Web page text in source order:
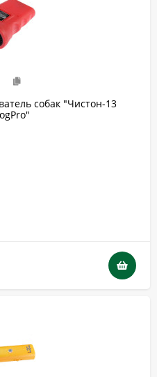
собак "Чистон-13